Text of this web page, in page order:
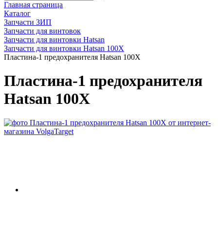
Главная страница
Каталог
Запчасти ЗИП
Запчасти для винтовок
Запчасти для винтовки Hatsan
Запчасти для винтовки Hatsan 100X
Пластина-1 предохранителя Hatsan 100X
Пластина-1 предохранителя
Hatsan 100X